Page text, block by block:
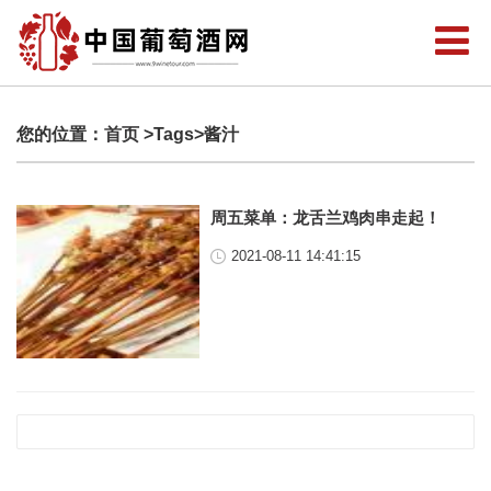
您的位置： 首页 >Tags>酱汁
周五菜单：龙舌兰鸡肉串走起！
2021-08-11 14:41:15